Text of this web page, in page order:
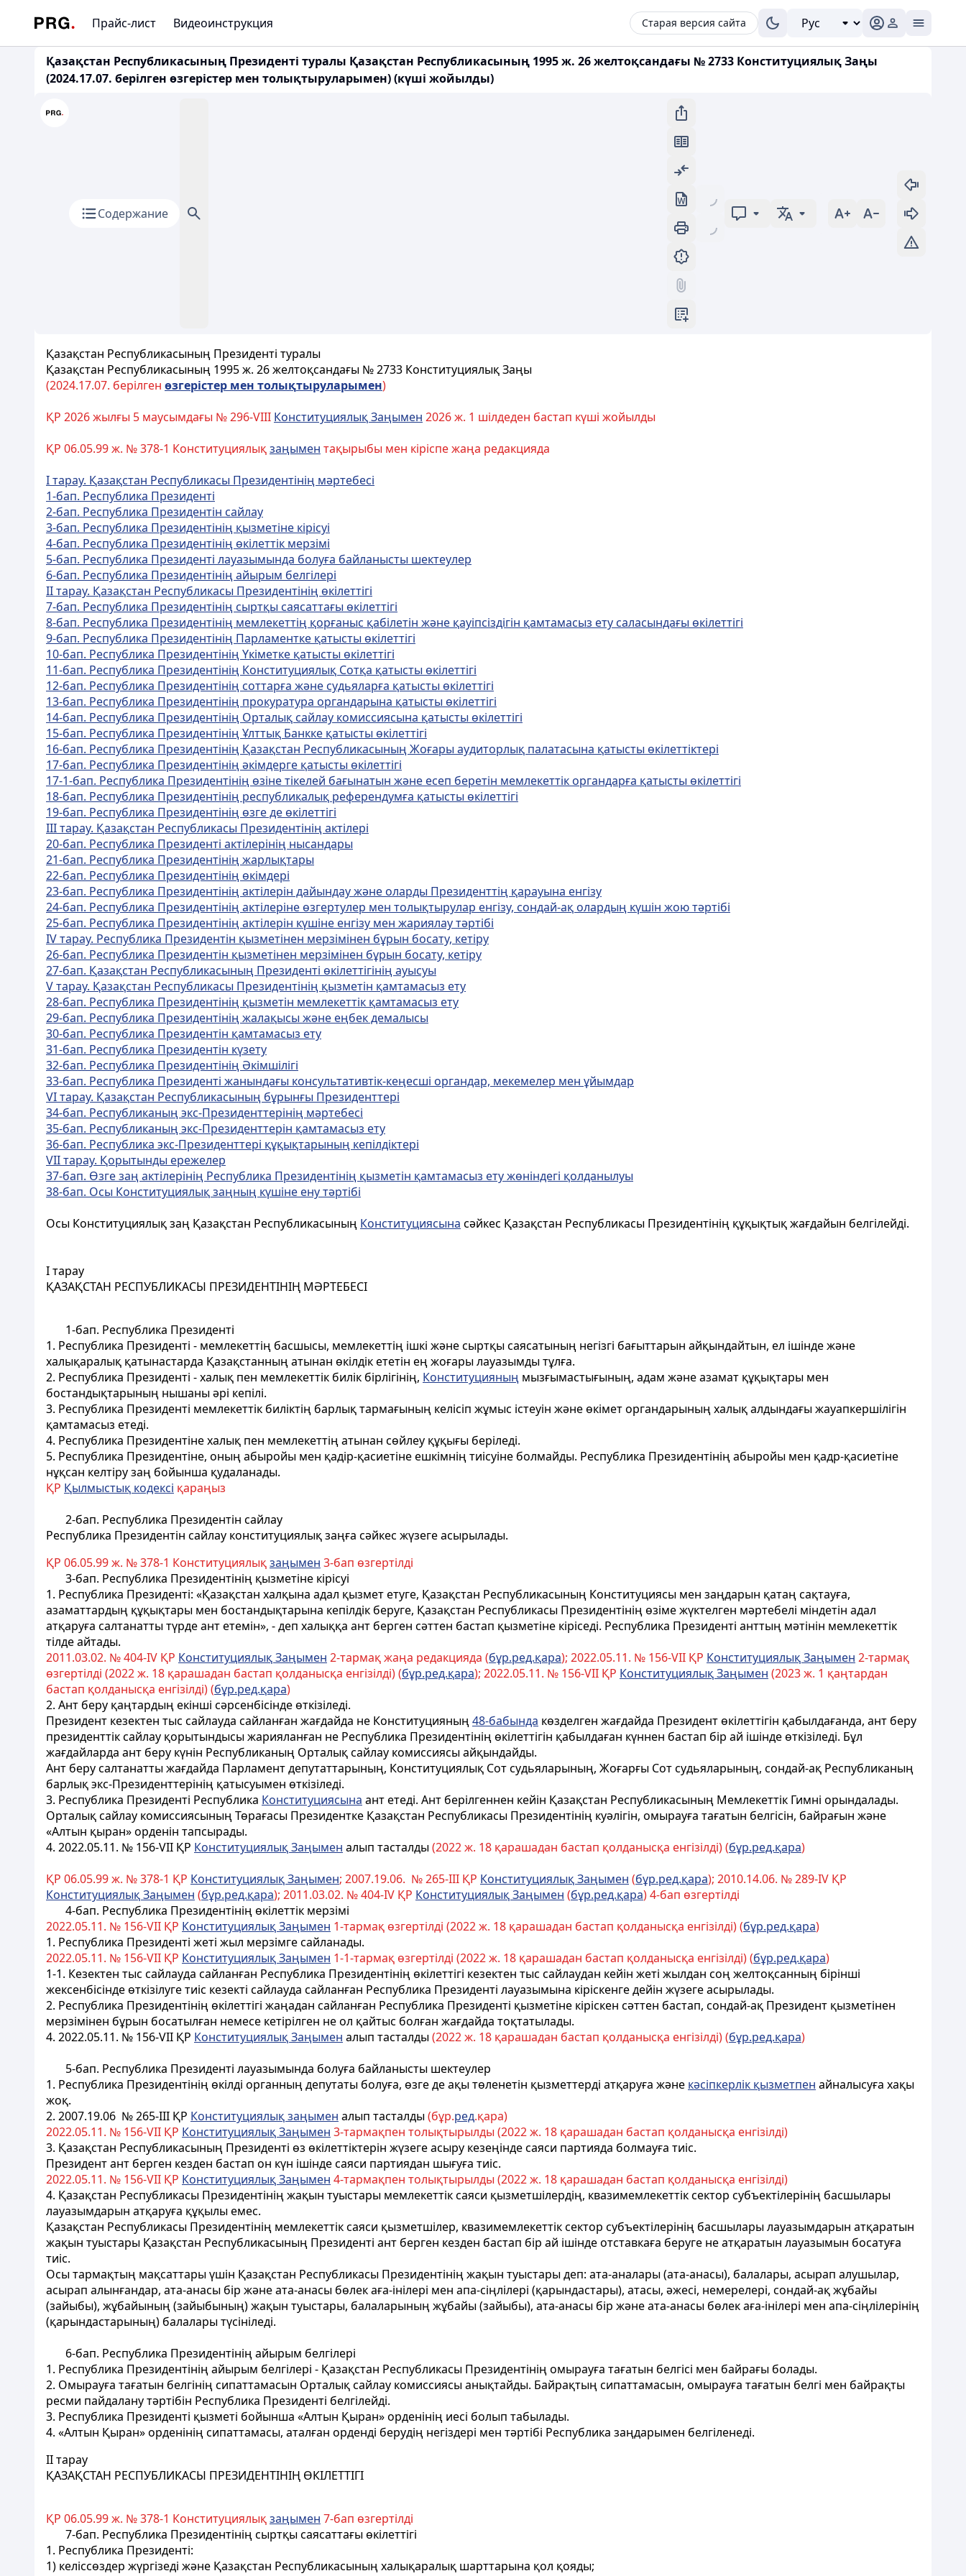
Прайс-лист Видеоинструкция Старая версия сайта
Қазақстан Республикасының Президенті туралы Қазақстан Республикасының 1995 ж. 26 желтоқсандағы № 2733 Конституциялық Заңы
(2024.17.07. берілген өзгерістер мен толықтыруларымен) (күші жойылды)
Содержание
Қазақстан Республикасының Президентi туралы
Қазақстан Республикасының 1995 ж. 26 желтоқсандағы №2733 Конституциялық Заңы
(2024.17.07. берілген өзгерістер мен толықтыруларымен)
ҚР 2026 жылғы 5 маусымдағы № 296-VIII Конституциялық Заңымен 2026 ж. 1 шілдеден бастап күші жойылды
ҚР 06.05.99 ж. № 378-1 Конституциялықзаңымен тақырыбы мен кіріспе жаңа редакцияда
I тарау. Қазақстан Республикасы Президентiнiң мәртебесi
1-бап. Республика Президентi
2-бап. Республика Президентiн сайлау
3-бап. Республика Президентiнiң қызметiне кiрiсуi
4-бап. Республика Президентiнiң өкiлеттiк мерзiмi
5-бап. Республика Президентi лауазымында болуға байланысты шектеулер
6-бап. Республика Президентiнiң айырым белгiлерi
II тарау. Қазақстан Республикасы Президентiнiң өкiлеттiгi
7-бап. Республика Президентiнiң сыртқы саясаттағы өкiлеттiгi
8-бап. Республика Президентiнiң мемлекеттiң қорғаныс қабiлетiн және қауiпсiздiгiн қамтамасыз ету саласындағы өкiлеттiгi
9-бап. Республика Президентiнiң Парламентке қатысты өкiлеттiгi
10-бап. Республика Президентiнiң Үкiметке қатысты өкiлеттiгi
11-бап. Республика Президентінің Конституциялық Сотқа қатысты өкiлеттiгi
12-бап. Республика Президентiнiң соттарға және судьяларға қатысты өкiлеттігі
13-бап. Республика Президентiнiң прокуратура органдарына қатысты өкiлеттiгi
14-бап. Республика Президентiнiң Орталық сайлау комиссиясына қатысты өкiлеттiгi
15-бап. Республика Президентiнiң Ұлттық Банкке қатысты өкiлеттiгi
16-бап. Республика Президентiнiң Қазақстан Республикасының Жоғары аудиторлық палатасына қатысты өкілеттіктері
17-бап. Республика Президентiнiң әкiмдерге қатысты өкiлеттiгi
17-1-бап. Республика Президентiнiң өзiне тiкелей бағынатын және есеп беретiн мемлекеттiк органдарға қатысты өкiлеттiгi
18-бап. Республика Президентiнiң республикалық референдумға қатысты өкiлеттiгi
19-бап. Республика Президентiнiң өзге де өкiлеттiгi
III тарау. Қазақстан Республикасы Президентiнiң актiлерi
20-бап. Республика Президентi актiлерiнiң нысандары
21-бап. Республика Президентiнiң жарлықтары
22-бап. Республика Президентiнiң өкiмдерi
23-бап. Республика Президентiнiң актiлерiн дайындау және оларды Президенттiң қарауына енгiзу
24-бап. Республика Президентiнiң актiлерiне өзгертулер мен толықтырулар енгiзу, сондай-ақ олардың күшiн жою тәртiбi
25-бап. Республика Президентiнiң актiлерiн күшiне енгiзу мен жариялау тәртiбi
IV тарау. Республика Президентiн қызметiнен мерзiмiнен бұрын босату, кетiру
26-бап. Республика Президентiн қызметiнен мерзiмiнен бұрын босату, кетiру
27-бап. Қазақстан Республикасының Президентi өкiлеттiгiнiң ауысуы
V тарау. Қазақстан Республикасы Президентiнiң қызметiн қамтамасыз ету
28-бап. Республика Президентiнiң қызметiн мемлекеттiк қамтамасыз ету
29-бап. Республика Президентiнiң жалақысы және еңбек демалысы
30-бап. Республика Президентiн қамтамасыз ету
31-бап. Республика Президентiн күзету
32-бап. Республика Президентiнiң Әкiмшiлiгi
33-бап. Республика Президентi жанындағы консультативтiк-кеңесшi органдар, мекемелер мен ұйымдар
VI тарау. Қазақстан Республикасының бұрынғы Президенттерi
34-бап. Республиканың экс-Президенттерінің мәртебесi
35-бап. Республиканың экс-Президенттерiн қамтамасыз ету
36-бап. Республика экс-Президенттерi құқықтарының кепiлдiктерi
VII тарау. Қорытынды ережелер
37-бап. Өзге заң актiлерiнiң Республика Президентiнiң қызметiн қамтамасыз ету жөнiндегi қолданылуы
38-бап. Осы Конституциялық заңның күшiне ену тәртiбi
Осы Конституциялықзаң Қазақстан Республикасының Конституциясына сәйкес Қазақстан Республикасы Президентінің құқықтық жағдайын белгiлейдi.
I тарау
ҚАЗАҚСТАН РЕСПУБЛИКАСЫ ПРЕЗИДЕНТІНІҢ МӘРТЕБЕСI
1-бап. Республика Президентi
1. Республика Президентi - мемлекеттiң басшысы, мемлекеттiң iшкi және сыртқы саясатының негiзгi бағыттарын айқындайтын, ел iшiнде және
халықаралық қатынастарда Қазақстанның атынан өкiлдiк ететiн ең жоғары лауазымды тұлға.
2. Республика Президентi - халық пен мемлекеттік билiк бiрлiгiнiң, Конституцияның мызғымастығының, адам және азамат құқықтары мен
бостандықтарының нышаны әрi кепiлi.
3. Республика Президентi мемлекеттік билiктiң барлық тармағының келісіп жұмыс iстеуiн және өкiмет органдарының халық алдындағы жауапкершiлiгiн
қамтамасыз етедi.
4. Республика Президентiне халық пен мемлекеттiң атынан сөйлеу құқығы берiледi.
5. Республика Президентiне, оның абыройы мен қадiр-қасиетiне ешкiмнiң тиiсуiне болмайды. Республика Президентінің абыройы мен қадр-қасиетiне
нұқсан келтiру заң бойынша қудаланады.
ҚР Қылмыстық кодексi қараңыз
2-бап. Республика Президентiн сайлау
Республика Президентiн сайлау конституциялық заңға сәйкес жүзеге асырылады.
ҚР 06.05.99 ж. № 378-1 Конституциялықзаңымен 3-бап өзгертілді
3-бап. Республика Президентінің қызметiне кiрiсуi
1. Республика Президентi: «Қазақстан халқына адал қызмет етуге, Қазақстан Республикасының Конституциясы мен заңдарын қатаң сақтауға,
азаматтардың құқықтары мен бостандықтарына кепiлдiк беруге, Қазақстан Республикасы Президентінің өзiме жүктелген мәртебелi мiндетiн адал
атқаруға салтанатты түрде ант етемiн», - деп халыққа ант берген сәттен бастап қызметiне кiрiседi. Республика Президентi анттың мәтiнiн мемлекеттік
тiлде айтады.
2011.03.02. № 404-ІV ҚР Конституциялық Заңымен 2-тармақ жаңа редакцияда (бұр.ред.қара); 2022.05.11. № 156-VII ҚР Конституциялық Заңымен 2-тармақ
өзгертілді (2022 ж. 18 қарашадан бастап қолданысқа енгізілді) (бұр.ред.қара); 2022.05.11. № 156-VII ҚР Конституциялық Заңымен (2023 ж. 1 қаңтардан
бастап қолданысқа енгізілді) (бұр.ред.қара)
2. Ант беру қаңтардың екінші сәрсенбісінде өткізіледі.
Президент кезектен тыс сайлауда сайланған жағдайда не Конституцияның48-бабында көзделген жағдайда Президент өкілеттігін қабылдағанда, ант беру
президенттік сайлау қорытындысы жарияланған не Республика Президентінің өкілеттігін қабылдаған күннен бастап бір ай ішінде өткізіледі. Бұл
жағдайларда ант беру күнін Республиканың Орталық сайлау комиссиясы айқындайды.
Ант беру салтанатты жағдайда Парламент депутаттарының, Конституциялық Сот судьяларының, Жоғарғы Сот судьяларының, сондай-ақ Республиканың
барлық экс-Президенттерінің қатысуымен өткізіледі.
3. Республика Президентi Республика Конституциясына ант етедi. Ант берiлгеннен кейiн Қазақстан Республикасының Мемлекеттік Гимнi орындалады.
Орталық сайлау комиссиясының Төрағасы Президентке Қазақстан Республикасы Президентінің куәлiгiн, омырауға тағатын белгiсiн, байрағын және
«Алтын қыран»орденiн тапсырады.
4. 2022.05.11. № 156-VII ҚР Конституциялық Заңымен алып тасталды(2022 ж. 18 қарашадан бастап қолданысқа енгізілді) (бұр.ред.қара)
ҚР 06.05.99 ж. № 378-1 ҚР Конституциялық Заңымен; 2007.19.06. № 265-III ҚР Конституциялық Заңымен (бұр.ред.қара); 2010.14.06. № 289-ІV ҚР
Конституциялық Заңымен (бұр.ред.қара); 2011.03.02. № 404-ІV ҚР Конституциялық Заңымен (бұр.ред.қара) 4-бап өзгертілді
4-бап. Республика Президентінің өкiлеттiк мерзiмi
2022.05.11. № 156-VII ҚР Конституциялық Заңымен 1-тармақ өзгертілді (2022 ж. 18 қарашадан бастап қолданысқа енгізілді) (бұр.ред.қара)
1. Республика Президенті жеті жыл мерзімге сайланады.
2022.05.11. № 156-VII ҚР Конституциялық Заңымен 1-1-тармақ өзгертілді (2022 ж. 18 қарашадан бастап қолданысқа енгізілді) (бұр.ред.қара)
1-1. Кезектен тыс сайлауда сайланған Республика Президентінің өкілеттігі кезектен тыс сайлаудан кейін жеті жылдан соң желтоқсанның бірінші
жексенбісінде өткізілуге тиіс кезекті сайлауда сайланған Республика Президенті лауазымына кіріскенге дейін жүзеге асырылады.
2. Республика Президентінің өкiлеттiгi жаңадан сайланған Республика Президентi қызметiне кiрiскен сәттен бастап, сондай-ақ Президент қызметiнен
мерзiмiнен бұрын босатылған немесе кетiрiлген не ол қайтыс болған жағдайда тоқтатылады.
4. 2022.05.11. № 156-VII ҚР Конституциялық Заңымен алып тасталды(2022 ж. 18 қарашадан бастап қолданысқа енгізілді) (бұр.ред.қара)
5-бап. Республика Президентi лауазымында болуға байланысты шектеулер
1. Республика Президентінің өкiлдi органның депутаты болуға, өзге де ақы төленетiн қызметтердi атқаруға және кәсiпкерлiк қызметпен айналысуға хақы
жоқ.
2. 2007.19.06 № 265-III ҚР Конституциялық заңымен алып тасталды(бұр.ред.қара)
2022.05.11. № 156-VII ҚР Конституциялық Заңымен 3-тармақпен толықтырылды (2022 ж. 18 қарашадан бастап қолданысқа енгізілді)
3. Қазақстан Республикасының Президенті өз өкілеттіктерін жүзеге асыру кезеңінде саяси партияда болмауға тиіс.
Президент ант берген кезден бастап он күн ішінде саяси партиядан шығуға тиіс.
2022.05.11. № 156-VII ҚР Конституциялық Заңымен 4-тармақпен толықтырылды (2022 ж. 18 қарашадан бастап қолданысқа енгізілді)
4. Қазақстан Республикасы Президентінің жақын туыстары мемлекеттік саяси қызметшілердің, квазимемлекеттік сектор субъектілерінің басшылары
лауазымдарын атқаруға құқылы емес.
Қазақстан Республикасы Президентінің мемлекеттік саяси қызметшілер, квазимемлекеттік сектор субъектілерінің басшылары лауазымдарын атқаратын
жақын туыстары Қазақстан Республикасының Президенті ант берген кезден бастап бір ай ішінде отставкаға беруге не атқаратын лауазымын босатуға
тиіс.
Осы тармақтың мақсаттары үшін Қазақстан Республикасы Президентінің жақын туыстары деп: ата-аналары (ата-анасы), балалары, асырап алушылар,
асырап алынғандар, ата-анасы бір және ата-анасы бөлек аға-інілері мен апа-сіңлілері (қарындастары), атасы, әжесі, немерелері, сондай-ақ жұбайы
(зайыбы), жұбайының (зайыбының) жақын туыстары, балаларының жұбайы (зайыбы), ата-анасы бір және ата-анасы бөлек аға-інілері мен апа-сіңлілерінің
(қарындастарының) балалары түсініледі.
6-бап. Республика Президентінің айырым белгiлерi
1. Республика Президентінің айырым белгiлерi - Қазақстан Республикасы Президентінің омырауға тағатын белгiсi мен байрағы болады.
2. Омырауға тағатын белгiнiң сипаттамасын Орталық сайлау комиссиясы анықтайды. Байрақтың сипаттамасын, омырауға тағатын белгi мен байрақты
ресми пайдалану тәртібін Республика Президентi белгiлейдi.
3. Республика Президентi қызметi бойынша «Алтын Қыран» орденiнiң иесi болып табылады.
4. «Алтын Қыран» орденiнiң сипаттамасы, аталған ордендi берудiң негiздерi мен тәртібі Республика заңдарымен белгiленедi.
II тарау
ҚАЗАҚСТАН РЕСПУБЛИКАСЫ ПРЕЗИДЕНТІНІҢ ӨКIЛЕТТIГI
ҚР 06.05.99 ж. № 378-1 Конституциялықзаңымен 7-бап өзгертілді
7-бап. Республика Президентінің сыртқы саясаттағы өкiлеттiгi
1. Республика Президентi:
1) келiссөздер жүргiзедi және Қазақстан Республикасының халықаралық шарттарына қол қояды;